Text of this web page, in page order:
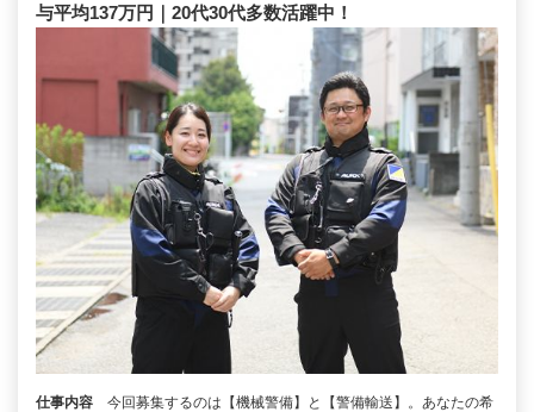
与平均137万円｜20代30代多数活躍中！
仕事内容
今回募集するのは【機械警備】と【警備輸送】。あなたの希